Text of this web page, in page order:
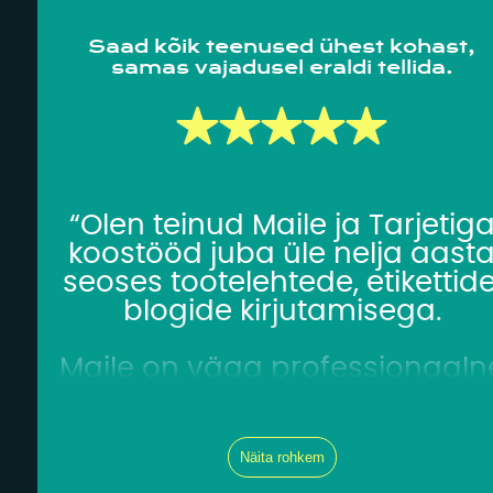
Saad kõik teenused ühest kohast,
samas vajadusel eraldi tellida.
“Olen teinud Maile ja Tarjetiga
koostööd juba üle nelja aasta
seoses tootelehtede,
blogide kirjutamisega.
Maile on väga
ettetulevad probleemid või
küsimused seoses
Näita rohkem